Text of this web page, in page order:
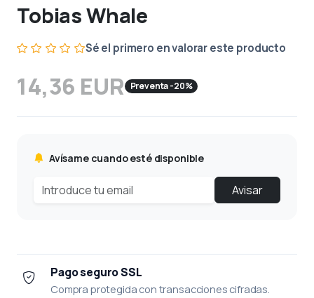
Tobias Whale
Sé el primero en valorar este producto
14,36 EUR Preventa -20%
Avísame cuando esté disponible
Avisar
Pago seguro SSL
Compra protegida con transacciones cifradas.